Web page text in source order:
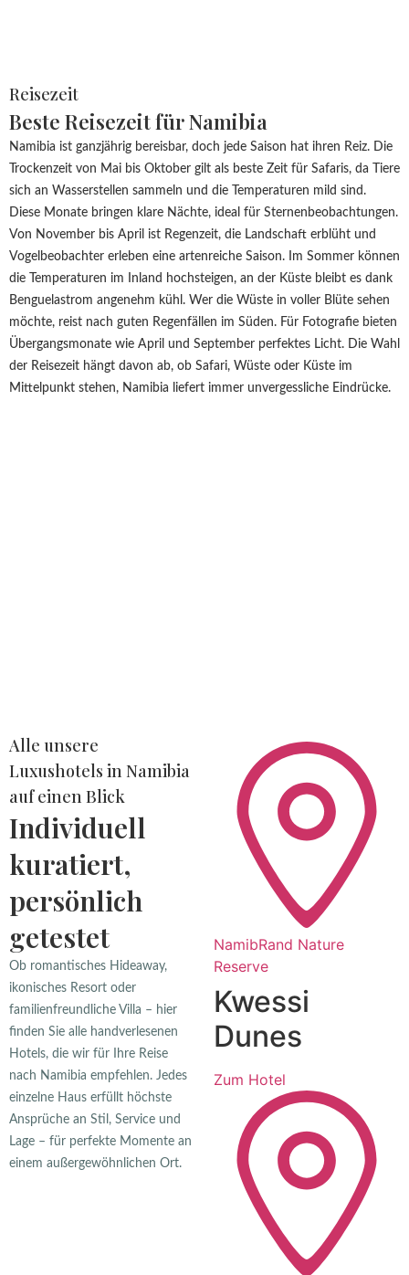
Reisezeit
Beste Reisezeit für Namibia
Namibia ist ganzjährig bereisbar, doch jede Saison hat ihren Reiz. Die
Trockenzeit von Mai bis Oktober gilt als beste Zeit für Safaris, da Tiere
sich an Wasserstellen sammeln und die Temperaturen mild sind.
Diese Monate bringen klare Nächte, ideal für Sternenbeobachtungen.
Von November bis April ist Regenzeit, die Landschaft erblüht und
Vogelbeobachter erleben eine artenreiche Saison. Im Sommer können
die Temperaturen im Inland hochsteigen, an der Küste bleibt es dank
Benguelastrom angenehm kühl. Wer die Wüste in voller Blüte sehen
möchte, reist nach guten Regenfällen im Süden. Für Fotografie bieten
Übergangsmonate wie April und September perfektes Licht. Die Wahl
der Reisezeit hängt davon ab, ob Safari, Wüste oder Küste im
Mittelpunkt stehen, Namibia liefert immer unvergessliche Eindrücke.
Alle unsere
Luxushotels in Namibia
auf einen Blick
Individuell
kuratiert,
persönlich
getestet
Ob romantisches Hideaway,
ikonisches Resort oder
familienfreundliche Villa – hier
finden Sie alle handverlesenen
Hotels, die wir für Ihre Reise
nach Namibia empfehlen. Jedes
einzelne Haus erfüllt höchste
Ansprüche an Stil, Service und
Lage – für perfekte Momente an
einem außergewöhnlichen Ort.
NamibRand Nature
Reserve
Kwessi
Dunes
Zum Hotel